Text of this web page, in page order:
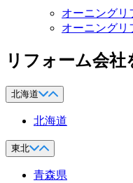
オーニングリ
オーニングリ
リフォーム会
北海道
北海道
東北
青森県